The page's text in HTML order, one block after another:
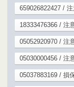
659026822427 /
18333476366 / 注
05052920970 / 注
05030000456 / 注
05037883169 / 損